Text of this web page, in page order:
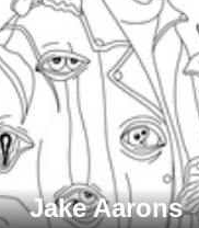
Jake Aarons